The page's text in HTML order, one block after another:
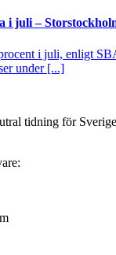
i juli –
i juli, enligt
under [...]
tidning för